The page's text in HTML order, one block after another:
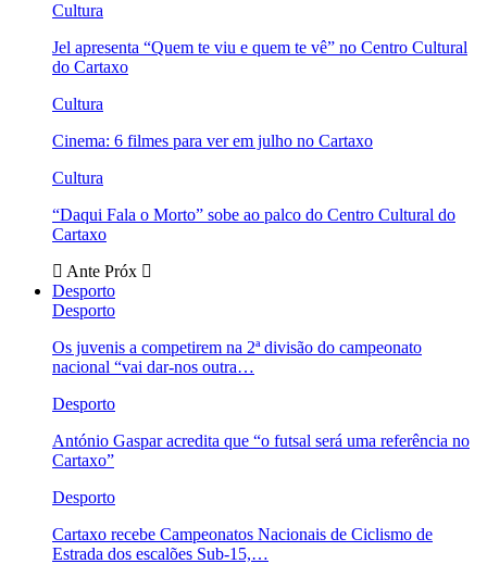
Cultura
Jel apresenta “Quem te viu e quem te vê” no Centro Cultural
do Cartaxo
Cultura
Cinema: 6 filmes para ver em julho no Cartaxo
Cultura
“Daqui Fala o Morto” sobe ao palco do Centro Cultural do
Cartaxo
Ante Próx
Desporto
Desporto
Os juvenis a competirem na 2ª divisão do campeonato
nacional “vai dar-nos outra…
Desporto
António Gaspar acredita que “o futsal será uma referência no
Cartaxo”
Desporto
Cartaxo recebe Campeonatos Nacionais de Ciclismo de
Estrada dos escalões Sub-15,…